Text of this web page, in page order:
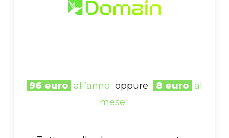
96 euro all’anno oppure 8 euro al
mese.